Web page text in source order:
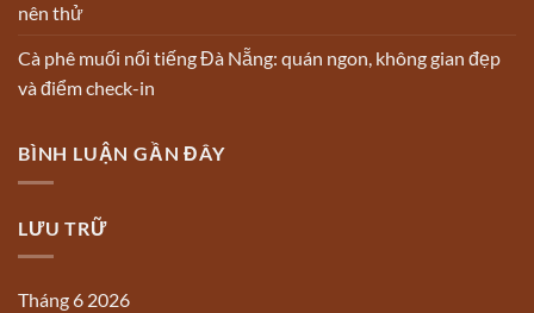
nên thử
Cà phê muối nổi tiếng Đà Nẵng: quán ngon, không gian đẹp
và điểm check-in
BÌNH LUẬN GẦN ĐÂY
LƯU TRỮ
Tháng 6 2026